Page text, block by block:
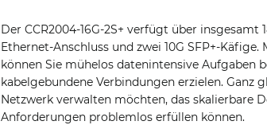
Der CCR2004-16G-2S+ verfügt über
Ethernet-Anschluss und zwei 10G SFP+-
können Sie mühelos datenintensive
kabelgebundene Verbindungen erzielen.
Netzwerk verwalten möchten, das skalierbare
Anforderungen problemlos erfüllen können.